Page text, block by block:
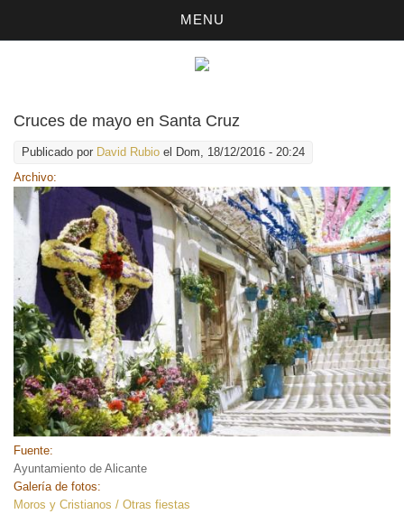
MENU
Cruces de mayo en Santa Cruz
Publicado por David Rubio el Dom, 18/12/2016 - 20:24
Archivo:
Fuente:
Ayuntamiento de Alicante
Galería de fotos:
Moros y Cristianos / Otras fiestas